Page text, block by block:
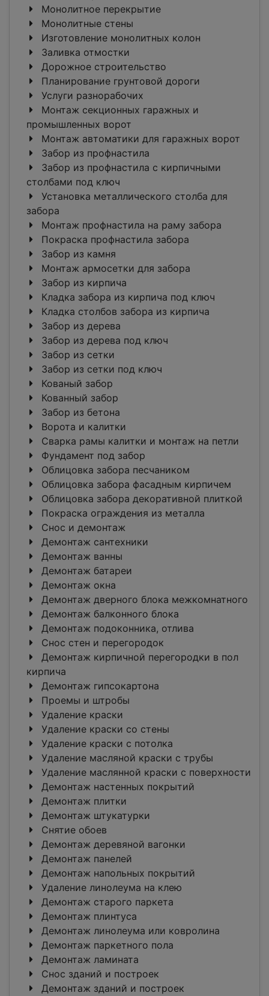
Монолитное перекрытие
Монолитные стены
Изготовление монолитных колон
Заливка отмостки
Дорожное строительство
Планирование грунтовой дороги
Услуги разнорабочих
Монтаж секционных гаражных и
промышленных ворот
Монтаж автоматики для гаражных ворот
Забор из профнастила
Забор из профнастила с кирпичными
столбами под ключ
Установка металлического столба для
забора
Монтаж профнастила на раму забора
Покраска профнастила забора
Забор из камня
Монтаж армосетки для забора
Забор из кирпича
Кладка забора из кирпича под ключ
Кладка столбов забора из кирпича
Забор из дерева
Забор из дерева под ключ
Забор из сетки
Забор из сетки под ключ
Кованый забор
Кованный забор
Забор из бетона
Ворота и калитки
Сварка рамы калитки и монтаж на петли
Фундамент под забор
Облицовка забора песчаником
Облицовка забора фасадным кирпичем
Облицовка забора декоративной плиткой
Покраска ограждения из металла
Снос и демонтаж
Демонтаж сантехники
Демонтаж ванны
Демонтаж батареи
Демонтаж окна
Демонтаж дверного блока межкомнатного
Демонтаж балконного блока
Демонтаж подоконника, отлива
Снос стен и перегородок
Демонтаж кирпичной перегородки в пол
кирпича
Демонтаж гипсокартона
Проемы и штробы
Удаление краски
Удаление краски со стены
Удаление краски с потолка
Удаление масляной краски с трубы
Удаление маслянной краски с поверхности
Демонтаж настенных покрытий
Демонтаж плитки
Демонтаж штукатурки
Снятие обоев
Демонтаж деревяной вагонки
Демонтаж панелей
Демонтаж напольных покрытий
Удаление линолеума на клею
Демонтаж старого паркета
Демонтаж плинтуса
Демонтаж линолеума или ковролина
Демонтаж паркетного пола
Демонтаж ламината
Снос зданий и построек
Демонтаж зданий и построек